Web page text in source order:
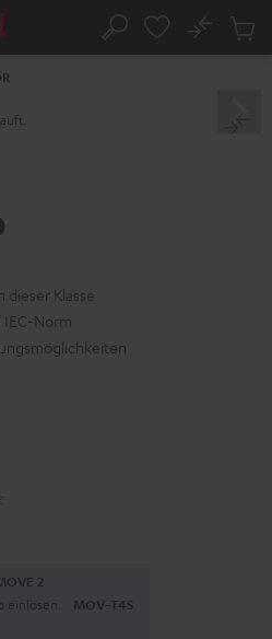
Suche
No
dieser Klasse
IEC-Norm
2
einlösen. MOV-T4S